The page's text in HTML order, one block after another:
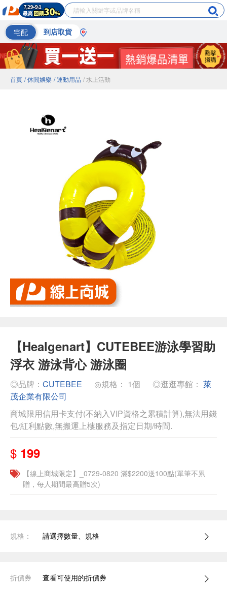
宅配 到店取貨
首頁 / 休閒娛樂 / 運動用品 / 水上活動
【Healgenart】CUTEBEE游泳學習助
浮衣 游泳背心 游泳圈
◎品牌： CUTEBEE ◎規格： 1個 ◎逛逛專館： 萊
茂企業有限公司
商城限用信用卡支付(不納入VIP資格之累積計算),無法用錢
包/紅利點數,無搬運上樓服務及指定日期/時間.
$ 199
【線上商城限定】_0729-0820 滿$2200送100點(單筆不累
贈，每人期間最高贈5次)
規格： 請選擇數量、規格
折價券 查看可使用的折價券